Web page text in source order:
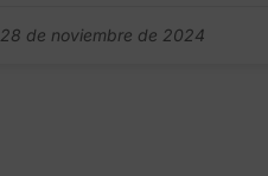
28 de noviembre de 2024